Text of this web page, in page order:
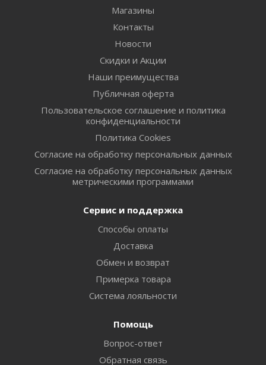
Магазины
Контакты
Новости
Скидки и Акции
Наши преимущества
Публичная оферта
Пользовательское соглашение и политика
конфиденциальности
Политика Cookies
Согласие на обработку персональных данных
Согласие на обработку персональных данных
метрическими программами
Сервис и поддержка
Способы оплаты
Доставка
Обмен и возврат
Примерка товара
Система лояльности
Помощь
Вопрос-ответ
Обратная связь